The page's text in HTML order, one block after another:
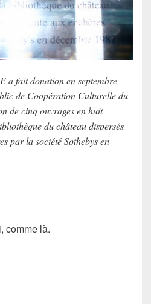
a fait donation en septembre
de Coopération Culturelle du
de cinq ouvrages en huit
du château dispersés
par la société Sothebys en
comme là.